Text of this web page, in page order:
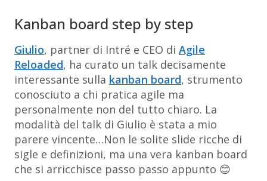
Kanban board step by step
Giulio, partner di Intré e CEO di Agile
Reloaded, ha curato un talk decisamente
interessante sulla kanban board, strumento
conosciuto a chi pratica agile ma
personalmente non del tutto chiaro. La
modalità del talk di Giulio è stata a mio
parere vincente…Non le solite slide ricche di
sigle e definizioni, ma una vera kanban board
che si arricchisce passo passo appunto 😊